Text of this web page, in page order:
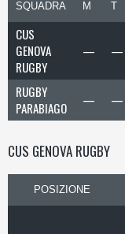
SQUADRA M T
CUS
GENOVA
RUGBY
— —
RUGBY
PARABIAGO
— —
CUS GENOVA RUGBY
POSIZIONE